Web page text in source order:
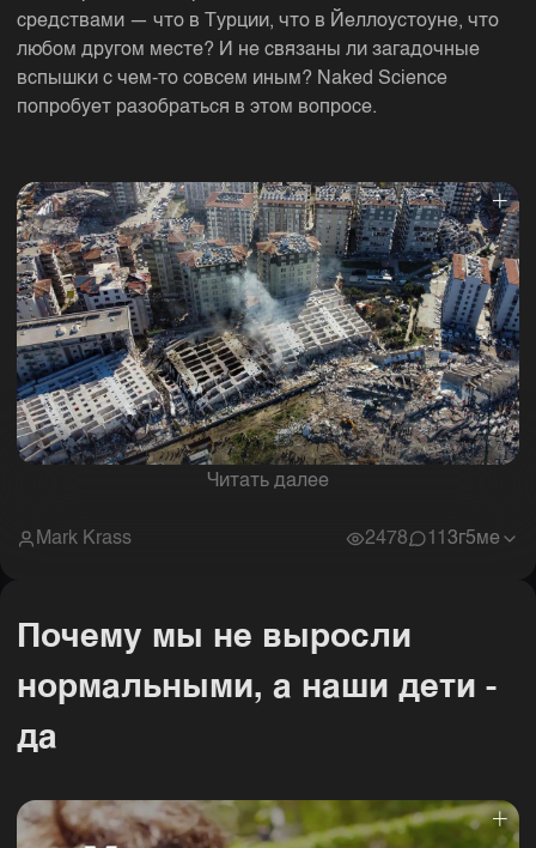
средствами — что в Турции, что в Йеллоустоуне, что
любом другом месте? И не связаны ли загадочные
вспышки с чем-то совсем иным? Naked Science
попробует разобраться в этом вопросе.
Читать далее
Mark Krass 2478 11 3г5ме
Почему мы не выросли
нормальными, а наши дети -
да